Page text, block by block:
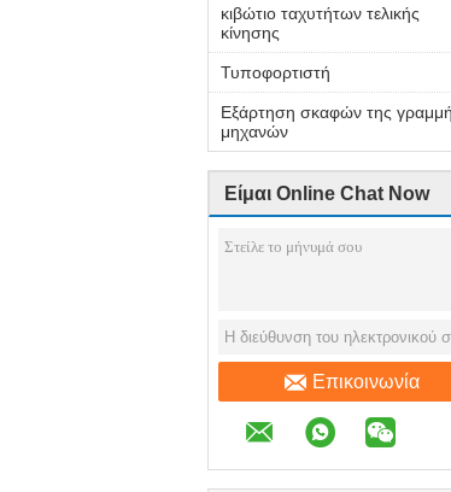
κιβώτιο ταχυτήτων τελικής
κίνησης
Τυποφορτιστή
Εξάρτηση σκαφών της
μηχανών
Είμαι Online Chat Now
Επικοινωνία